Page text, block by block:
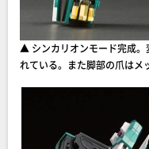
▲ シンカリオンモード完成。
れている。また脚部の爪はメ